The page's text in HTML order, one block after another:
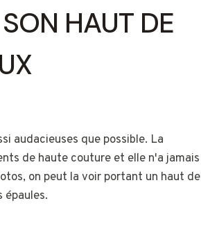
HAUT DE
audacieuses que possible. La
de haute couture et elle n'a jamais
on peut la voir portant un haut de